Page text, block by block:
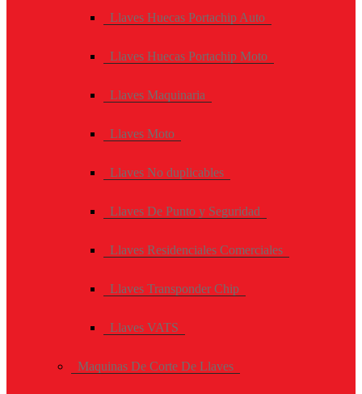
Llaves Huecas Portachip Auto
Llaves Huecas Portachip Moto
Llaves Maquinaria
Llaves Moto
Llaves No duplicables
Llaves De Punto y Seguridad
Llaves Residenciales Comerciales
Llaves Transponder Chip
Llaves VATS
Maquinas De Corte De Llaves